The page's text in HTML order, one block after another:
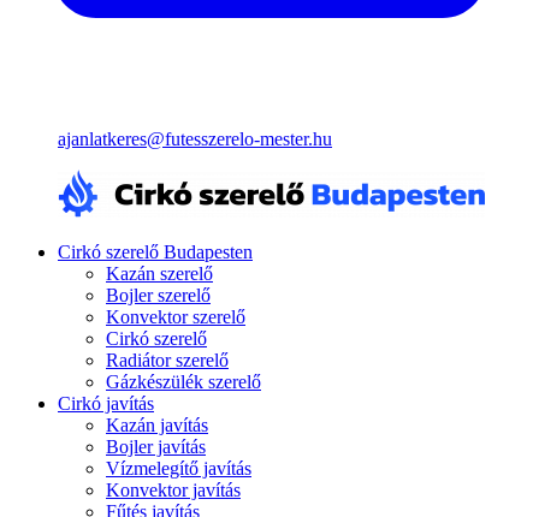
ajanlatkeres@futesszerelo-mester.hu
Cirkó szerelő Budapesten
Kazán szerelő
Bojler szerelő
Konvektor szerelő
Cirkó szerelő
Radiátor szerelő
Gázkészülék szerelő
Cirkó javítás
Kazán javítás
Bojler javítás
Vízmelegítő javítás
Konvektor javítás
Fűtés javítás